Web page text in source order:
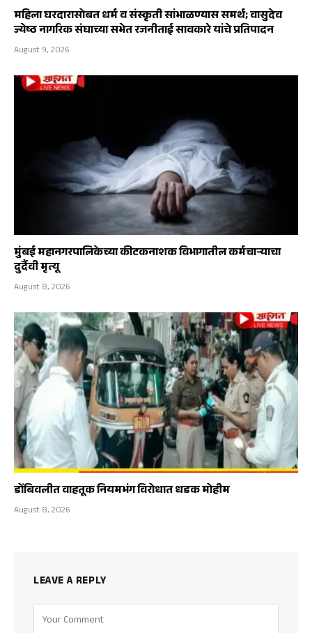
महिला घरदारासोबत धर्म व संस्कृती सांभाळण्यास समर्थ; वासुदेव
ज्येष्ठ नागरिक संघाच्या सभेत रजनीताई सावकारे यांचे प्रतिपादन
August 9, 2026
मुंबई महानगरपालिकेच्या कीटकनाशक विभागातील कर्मचाऱ्याचा
दुर्दैवी मृत्यू
August 8, 2026
डोंबिवलीत वाहतूक नियमभंग विरोधात धडक मोहीम
August 8, 2026
LEAVE A REPLY